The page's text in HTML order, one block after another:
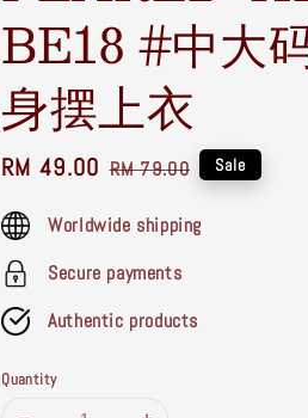
BE18 #中大
身摆上衣
Sale
RM 49.00 Regular
RM 79.00 Sale
Worldwide shipping
Secure payments
Authentic products
Quantity